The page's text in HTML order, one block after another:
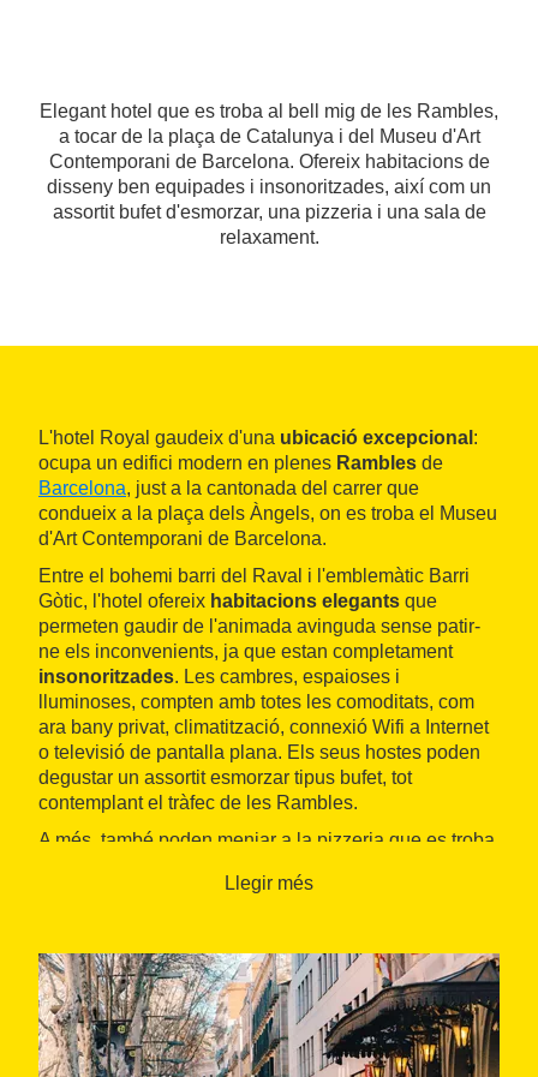
Elegant hotel que es troba al bell mig de les Rambles,
a tocar de la plaça de Catalunya i del Museu d'Art
Contemporani de Barcelona. Ofereix habitacions de
disseny ben equipades i insonoritzades, així com un
assortit bufet d'esmorzar, una pizzeria i una sala de
relaxament.
L'hotel Royal gaudeix d'una ubicació excepcional :
ocupa un edifici modern en plenes Rambles de
Barcelona, just a la cantonada del carrer que
condueix a la plaça dels Àngels, on es troba el Museu
d'Art Contemporani de Barcelona.
Entre el bohemi barri del Raval i l'emblemàtic Barri
Gòtic, l'hotel ofereix habitacions elegants que
permeten gaudir de l'animada avinguda sense patir-
ne els inconvenients, ja que estan completament
insonoritzades. Les cambres, espaioses i
lluminoses, compten amb totes les comoditats, com
ara bany privat, climatització, connexió Wifi a Internet
o televisió de pantalla plana. Els seus hostes poden
degustar un assortit esmorzar tipus bufet, tot
contemplant el tràfec de les Rambles.
A més, també poden menjar a la pizzeria que es troba
, una sala de relaxament amb una pantalla de
Llegir més